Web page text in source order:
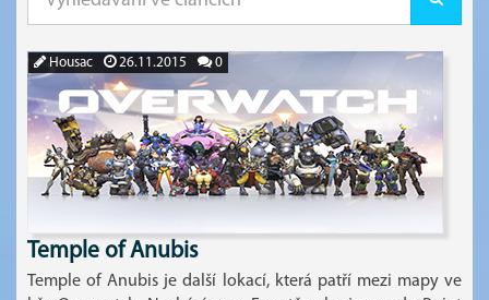
Housac 26.11.2015 0
Temple of Anubis
Temple of Anubis je další lokací, která patří mezi mapy ve